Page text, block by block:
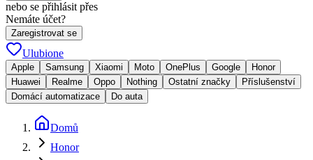
nebo se přihlásit přes
Nemáte účet?
Zaregistrovat se
Ulubione
Apple Samsung Xiaomi Moto OnePlus Google
Honor
Huawei
Realme Oppo Nothing Ostatní značky
Příslušenství
Domácí automatizace
Do auta
Domů
Honor